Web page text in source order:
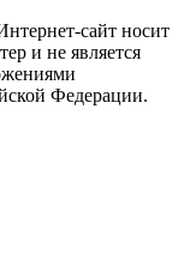
сайт носит
и не является
Федерации.